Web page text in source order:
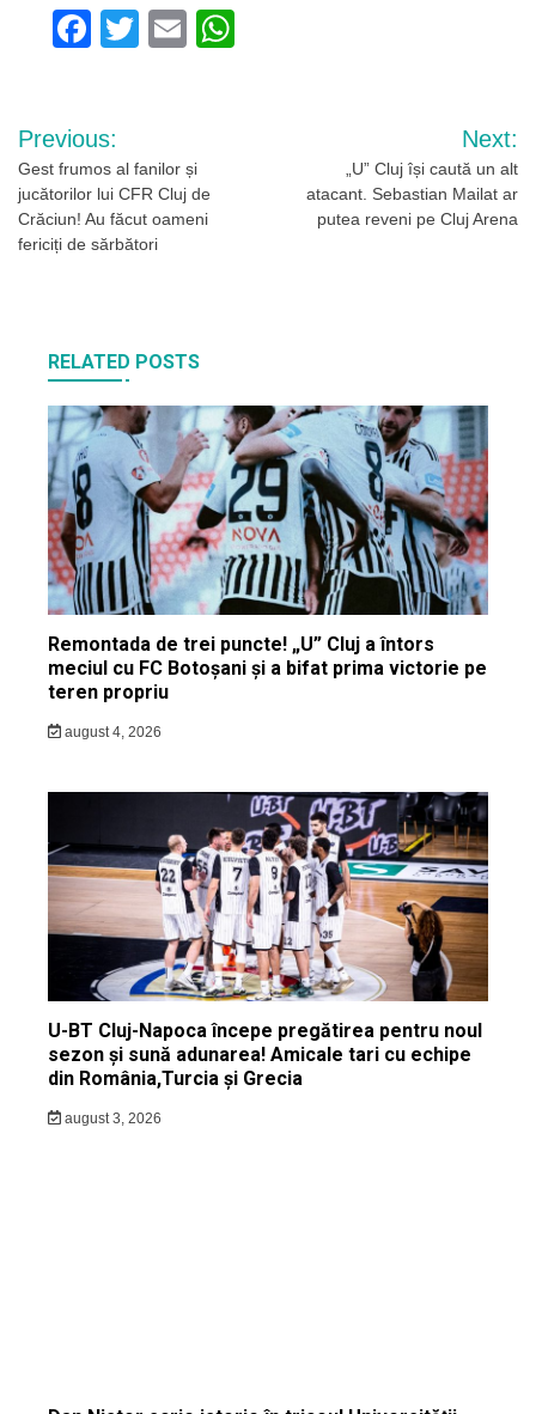
Facebook
TwitterEmail
Navigare
în
articole
Previous:
Gest frumos al fanilor și
jucătorilor lui CFR Cluj de
Crăciun! Au făcut oameni
fericiți de sărbători
Next:
„U” Cluj își caută un alt
atacant. Sebastian Mailat ar
putea reveni pe Cluj Arena
RELATED POSTS
Remontada de trei puncte! „U” Cluj a întors
meciul cu FC Botoșani și a bifat prima victorie pe
teren propriu
august 4, 2026
U-BT Cluj-Napoca începe pregătirea pentru noul
sezon și sună adunarea! Amicale tari cu echipe
din România,Turcia și Grecia
august 3, 2026